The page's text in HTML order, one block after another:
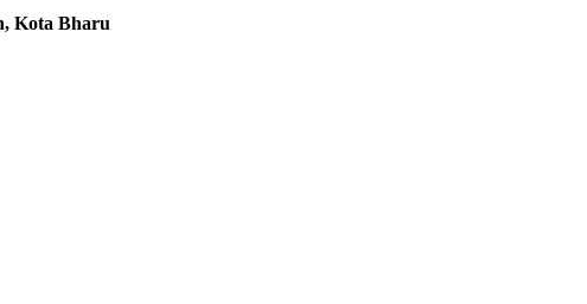
Kota Bharu